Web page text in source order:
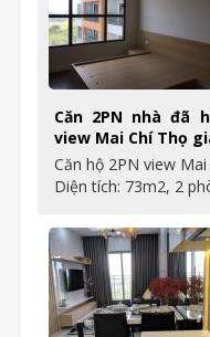
Căn 2PN nhà đã
view Mai Chí Thọ
Căn hộ 2PN view
Diện tích: 73m2, 2